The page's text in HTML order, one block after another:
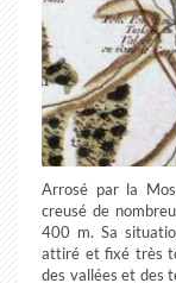
Arrosé par la
creusé de
400 m. Sa
attiré et fixé très
des vallées et des